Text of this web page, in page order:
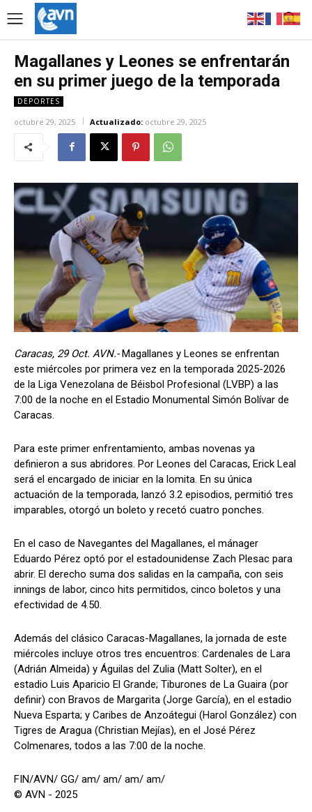
Magallanes y Leones se enfrentarán
en su primer juego de la temporada
DEPORTES
octubre 29, 2025 Actualizado: octubre 29, 2025
Caracas, 29 Oct. AVN.-Magallanes y Leones se enfrentan
este miércoles por primera vez en la temporada 2025-2026
de la Liga Venezolana de Béisbol Profesional (LVBP) a las
7:00 de la noche en el Estadio Monumental Simón Bolívar de
Caracas.
Para este primer enfrentamiento, ambas novenas ya
definieron a sus abridores. Por Leones del Caracas, Erick Leal
será el encargado de iniciar en la lomita. En su única
actuación de la temporada, lanzó 3.2 episodios, permitió tres
imparables, otorgó un boleto y recetó cuatro ponches.
En el caso de Navegantes del Magallanes, el mánager
Eduardo Pérez optó por el estadounidense Zach Plesac para
abrir. El derecho suma dos salidas en la campaña, con seis
innings de labor, cinco hits permitidos, cinco boletos y una
efectividad de 4.50.
Además del clásico Caracas-Magallanes, la jornada de este
miércoles incluye otros tres encuentros: Cardenales de Lara
(Adrián Almeida) y Águilas del Zulia (Matt Solter), en el
estadio Luis Aparicio El Grande; Tiburones de La Guaira (por
definir) con Bravos de Margarita (Jorge García), en el estadio
Nueva Esparta; y Caribes de Anzoátegui (Harol González) con
Tigres de Aragua (Christian Mejías), en el José Pérez
Colmenares, todos a las 7:00 de la noche.
FIN/AVN/ GG/ am/ am/ am/ am/
© AVN - 2025